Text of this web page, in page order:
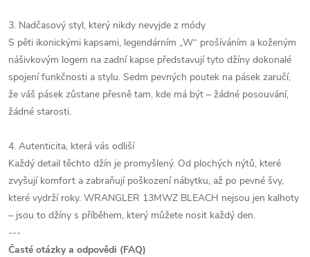
3. Nadčasový styl, který nikdy nevyjde z módy
S pěti ikonickými kapsami, legendárním „W“ prošíváním a koženým
nášivkovým logem na zadní kapse představují tyto džíny dokonalé
spojení funkčnosti a stylu. Sedm pevných poutek na pásek zaručí,
že váš pásek zůstane přesně tam, kde má být – žádné posouvání,
žádné starosti.
4. Autenticita, která vás odliší
Každý detail těchto džín je promyšlený. Od plochých nýtů, které
zvyšují komfort a zabraňují poškození nábytku, až po pevné švy,
které vydrží roky. WRANGLER 13MWZ BLEACH nejsou jen kalhoty
– jsou to džíny s příběhem, který můžete nosit každý den.
---
Časté otázky a odpovědi (FAQ)